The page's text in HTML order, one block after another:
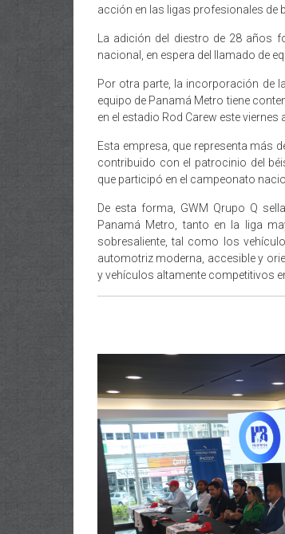
acción en las ligas profesionales de
La adición del diestro de 28 años
nacional, en espera del llamado de
Por otra parte, la incorporación de
equipo de Panamá Metro tiene
en el estadio Rod Carew este viernes
Esta empresa, que representa más
contribuido con el patrocinio del
que participó en el campeonato
De esta forma, GWM Qrupo Q
Panamá Metro, tanto en la liga
sobresaliente, tal como los
automotriz moderna, accesible y
y vehículos altamente competitivos